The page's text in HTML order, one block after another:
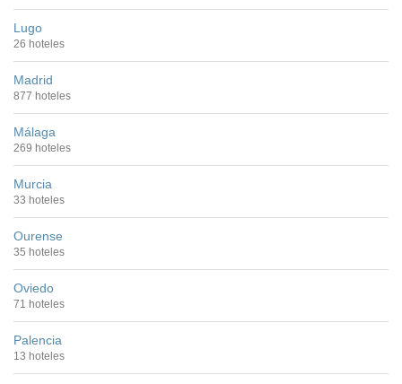
Lugo
26 hoteles
Madrid
877 hoteles
Málaga
269 hoteles
Murcia
33 hoteles
Ourense
35 hoteles
Oviedo
71 hoteles
Palencia
13 hoteles